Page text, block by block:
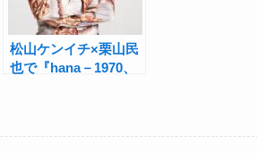
松山ケンイチ×栗山民
也で『hana－1970、